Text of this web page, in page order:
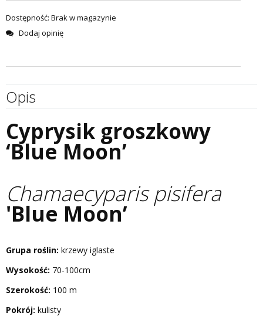
Dostępność: Brak w magazynie
Dodaj opinię
Opis
Cyprysik groszkowy
‘Blue Moon’
Chamaecyparis pisifera
'Blue Moon’
Grupa roślin: krzewy iglaste
Wysokość: 70-100cm
Szerokość: 100 m
Pokrój: kulisty